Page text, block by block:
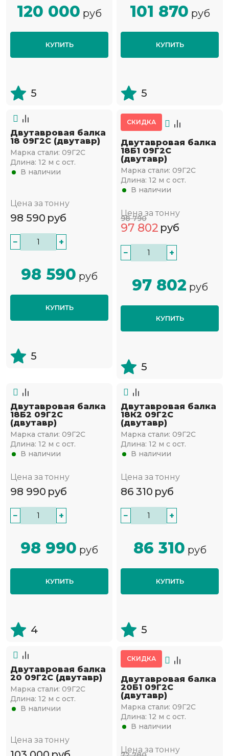
120 000 руб
КУПИТЬ
5
101 870 руб
КУПИТЬ
5
Двутавровая балка
18 09Г2С (двутавр)
Марка стали: 09Г2С
Длина: 12 м с ост.
В наличии
Цена за тонну
98 590 руб
− +
98 590 руб
КУПИТЬ
5
СКИДКА
Двутавровая балка
18Б1 09Г2С
(двутавр)
Марка стали: 09Г2С
Длина: 12 м с ост.
В наличии
Цена за тонну
98 790
97 802 руб
− +
97 802 руб
КУПИТЬ
5
Двутавровая балка
18Б2 09Г2С
(двутавр)
Марка стали: 09Г2С
Длина: 12 м с ост.
В наличии
Цена за тонну
98 990 руб
− +
98 990 руб
КУПИТЬ
4
Двутавровая балка
18К2 09Г2С
(двутавр)
Марка стали: 09Г2С
Длина: 12 м с ост.
В наличии
Цена за тонну
86 310 руб
− +
86 310 руб
КУПИТЬ
5
Двутавровая балка
20 09Г2С (двутавр)
Марка стали: 09Г2С
Длина: 12 м с ост.
В наличии
Цена за тонну
СКИДКА
Двутавровая балка
20Б1 09Г2С
(двутавр)
Марка стали: 09Г2С
Длина: 12 м с ост.
В наличии
Цена за тонну